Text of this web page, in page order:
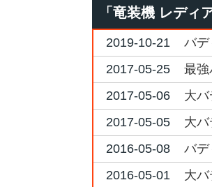
「竜装機 レディ
2019-10-21
バデ
2017-05-25
最強
2017-05-06
大
2017-05-05
大
2016-05-08
バデ
2016-05-01
大